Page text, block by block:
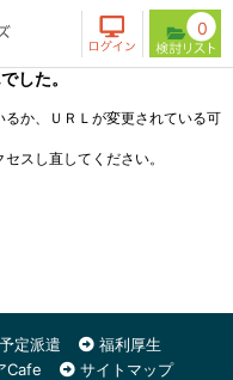
0
した。
か、ＵＲＬが変更されている可
スし直してください。
定派遣
福利厚生
Cafe
サイトマップ